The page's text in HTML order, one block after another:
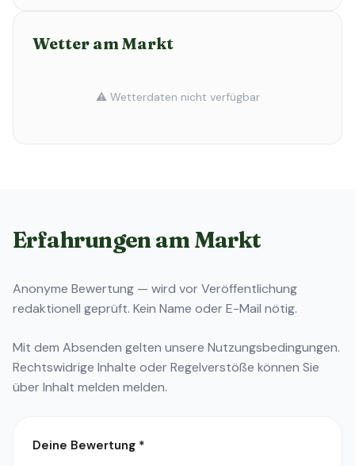
Wetter am Markt
⚠️ Wetterdaten nicht verfügbar
Erfahrungen am Markt
Anonyme Bewertung — wird vor Veröffentlichung
redaktionell geprüft. Kein Name oder E-Mail nötig.
Mit dem Absenden gelten unsere Nutzungsbedingungen.
Rechtswidrige Inhalte oder Regelverstöße können Sie
überInhalt melden melden.
Deine Bewertung *